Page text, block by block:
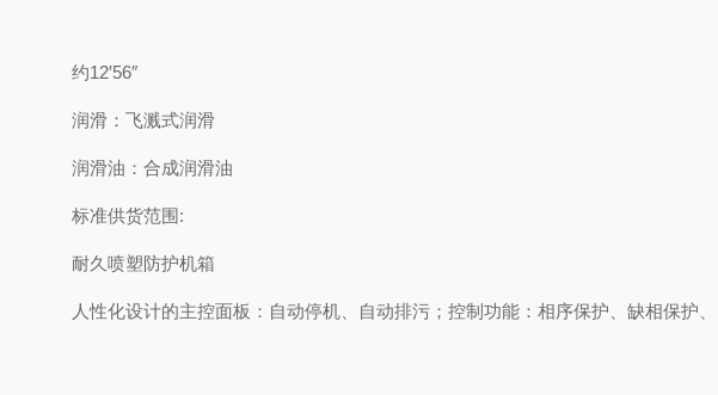
约12′56″
润滑：飞溅式润滑
润滑油：合成润滑油
标准供货范围:
耐久喷塑防护机箱
人性化设计的主控面板：自动停机、自动排污；控制功能：相序保护、缺相保护、